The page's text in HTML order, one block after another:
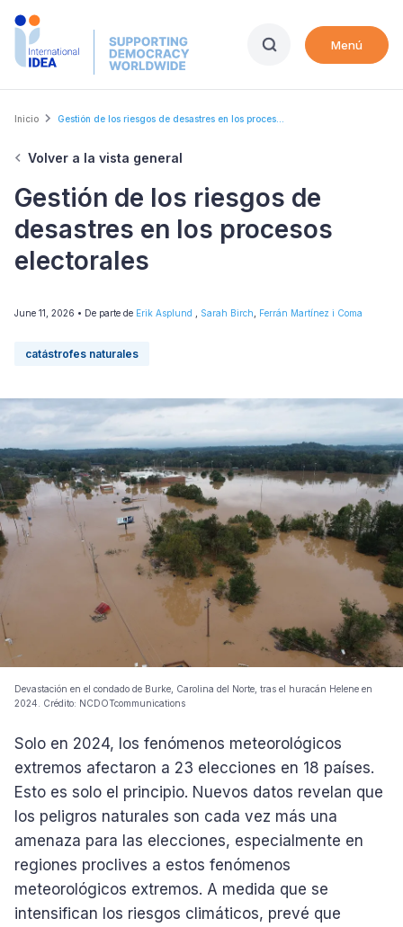
Skip
Menú
Breadcrumb
Inicio Gestión de los riesgos de desastres en los proces...
Volver a la vista general
Gestión de los riesgos de
desastres en los procesos
electorales
June 11, 2026 • De parte de Erik Asplund Sarah Birch Ferrán Martínez i Coma
catástrofes naturales
Devastación en el condado de Burke, Carolina del Norte, tras el huracán Helene en
2024. Crédito: NCDOTcommunications
Solo en 2024, los fenómenos meteorológicos
extremos afectaron a 23 elecciones en 18 países.
Esto es solo el principio. Nuevos datos revelan que
los peligros naturales son cada vez más una
amenaza para las elecciones, especialmente en
regiones proclives a estos fenómenos
meteorológicos extremos. A medida que se
intensifican los riesgos climáticos, prevé que